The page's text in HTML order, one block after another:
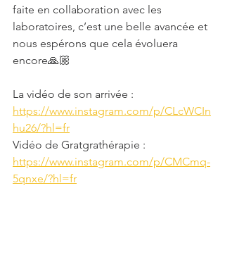
faite en collaboration avec les
laboratoires, c’est une belle avancée et
nous espérons que cela évoluera
encore🙏🏼
La vidéo de son arrivée :
https://www.instagram.com/p/CLcWCIn
hu26/?hl=fr
Vidéo de Gratgrathérapie :
https://www.instagram.com/p/CMCmq-
5qnxe/?hl=fr